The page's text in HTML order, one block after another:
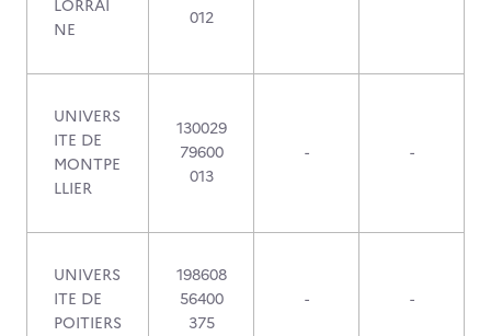
LORRAI
NE
012
UNIVERS
ITE DE
MONTPE
LLIER
130029
79600
013
- -
UNIVERS
ITE DE
POITIERS
198608
56400
375
- -